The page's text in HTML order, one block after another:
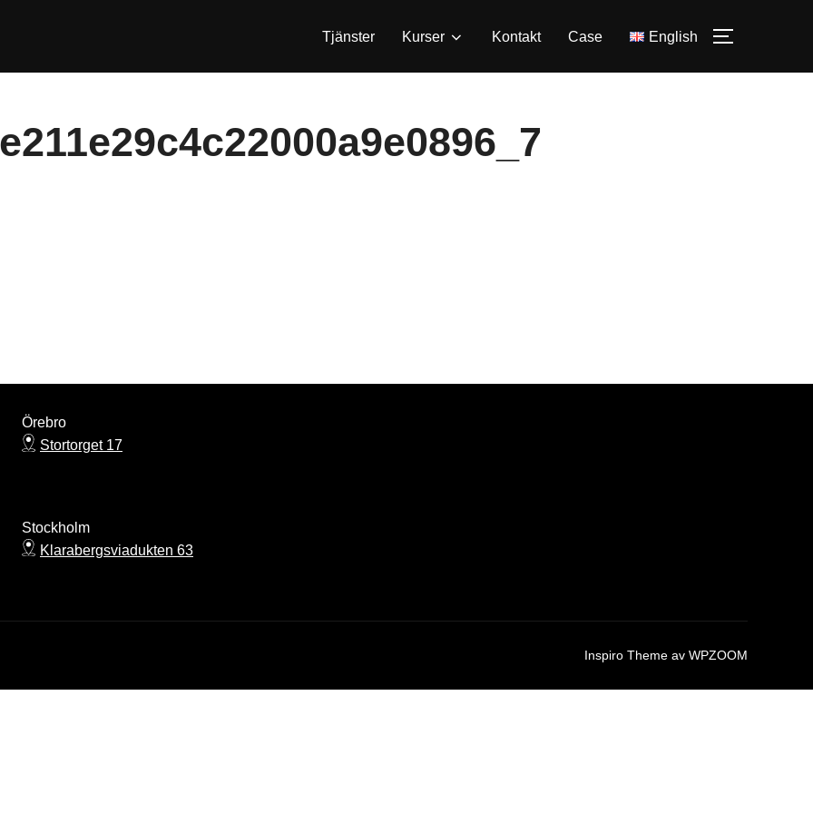
Tjänster Kurser Kontakt Case English SLÅ PÅ/
Örebro
Stortorget 17
Stockholm
Klarabergsviadukten 63
Inspiro Theme av WPZOOM